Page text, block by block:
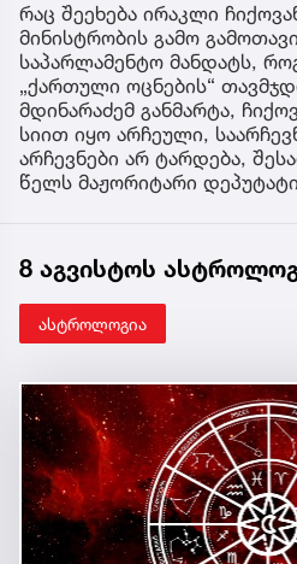
რაც შეეხება ირაკლი
მინისტრობის გამო
საპარლამენტო მანდატს,
„ქართული ოცნების“
მდინარაძემ განმარტა,
სიით იყო არჩეული,
არჩევნები არ ტარდება,
წელს მაჟორიტარი
8 აგვისტოს
ასტროლოგია